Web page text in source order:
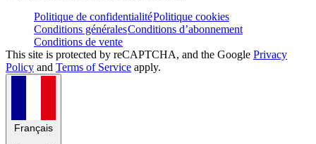
Politique de confidentialitéPolitique cookies
Conditions généralesConditions d’abonnement
Conditions de vente
This site is protected by reCAPTCHA, and the Google Privacy
Policy and Terms of Service apply.
Français